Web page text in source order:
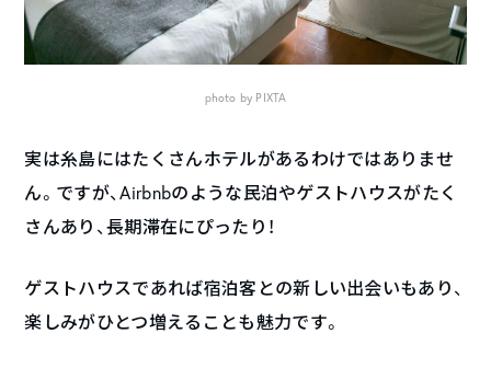
photo by PIXTA
実は糸島にはたくさんホテルがあるわけではありませ
ん。ですが、Airbnbのような民泊やゲストハウスがたく
さんあり、長期滞在にぴったり！
ゲストハウスであれば宿泊客との新しい出会いもあり、
楽しみがひとつ増えることも魅力です。